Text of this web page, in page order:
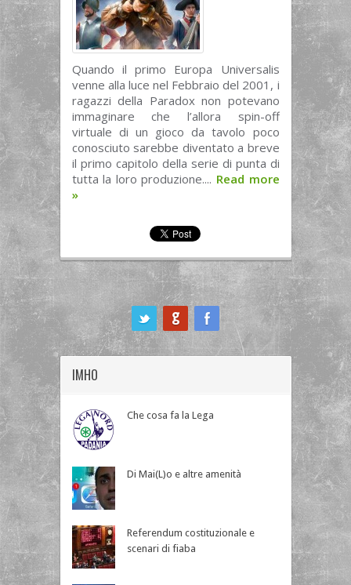
Quando il primo Europa Universalis
venne alla luce nel Febbraio del 2001, i
ragazzi della Paradox non potevano
immaginare che l’allora spin-off
virtuale di un gioco da tavolo poco
conosciuto sarebbe diventato a breve
il primo capitolo della serie di punta di
tutta la loro produzione.... Read more
»
IMHO
Che cosa fa la Lega
Di Mai(L)o e altre amenità
Referendum costituzionale e
scenari di fiaba